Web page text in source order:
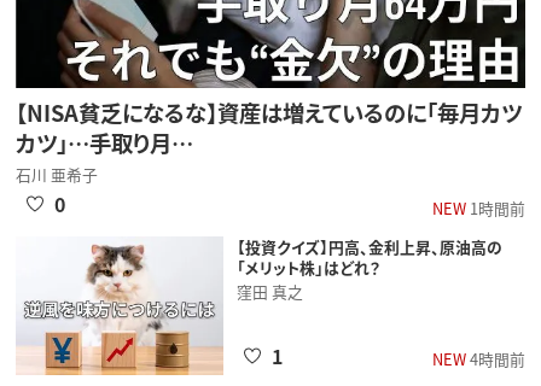
【NISA貧乏になるな】資産は増えているのに「毎月カツ
カツ」…手取り月…
石川 亜希子
NEW1時間前
0
【投資クイズ】円高、金利上昇、原油高の
「メリット株」はどれ？
窪田 真之
NEW4時間前
1